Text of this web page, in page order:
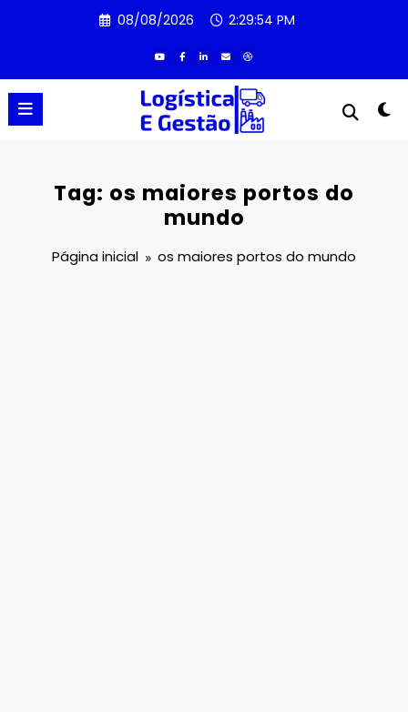
08/08/2026 2:29:54 PM
Tag: os maiores portos do
mundo
Página inicial os maiores portos do mundo